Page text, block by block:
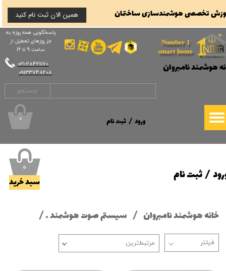
Number 1
smart home
جستجو
​​​​​​​021-28421170
​​​​​​​09133748208
پاسخگویی همه روزه به
جز روزهای تعطیل از
ساعت 9 تا 16
هوشمند نامبروان
ورود / ثبت نام
حساب کاربری من
تغییر گذر واژه
سفارشات
۰
تخصصی هوشمندسازی ساختمان همین الان ثبت نام کنید
خانه هوشمند نامبروان سیستم صوت هوشمند
مرتبط‌ترین
۰
سبد خرید /ثبت نام
حساب کاربری من
تغییر گذر واژه
سفارشات